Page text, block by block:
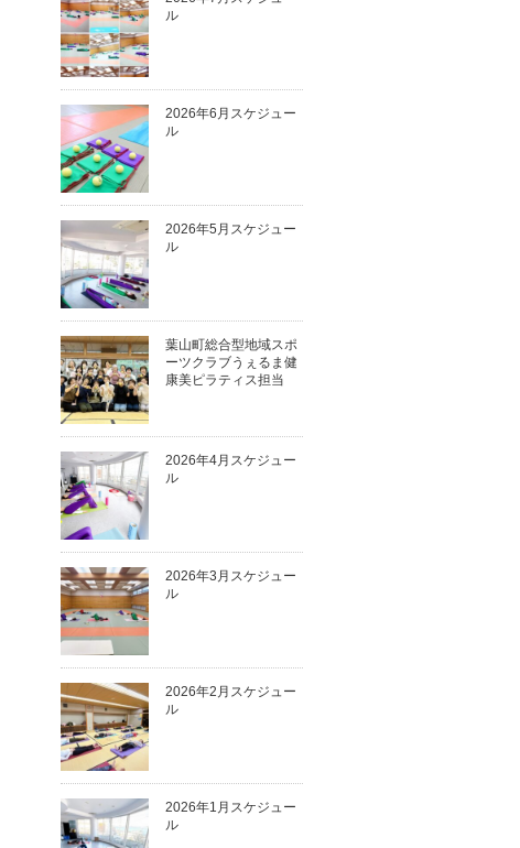
ル
2026年6月スケジュー
ル
2026年5月スケジュー
ル
葉山町総合型地域スポ
ーツクラブうぇるま健
康美ピラティス担当
2026年4月スケジュー
ル
2026年3月スケジュー
ル
2026年2月スケジュー
ル
2026年1月スケジュー
ル